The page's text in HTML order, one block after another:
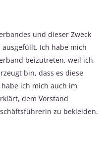
und dieser Zweck
Ich habe mich
beizutreten, weil ich,
bin, dass es diese
ich mich auch im
dem Vorstand
zu bekleiden.